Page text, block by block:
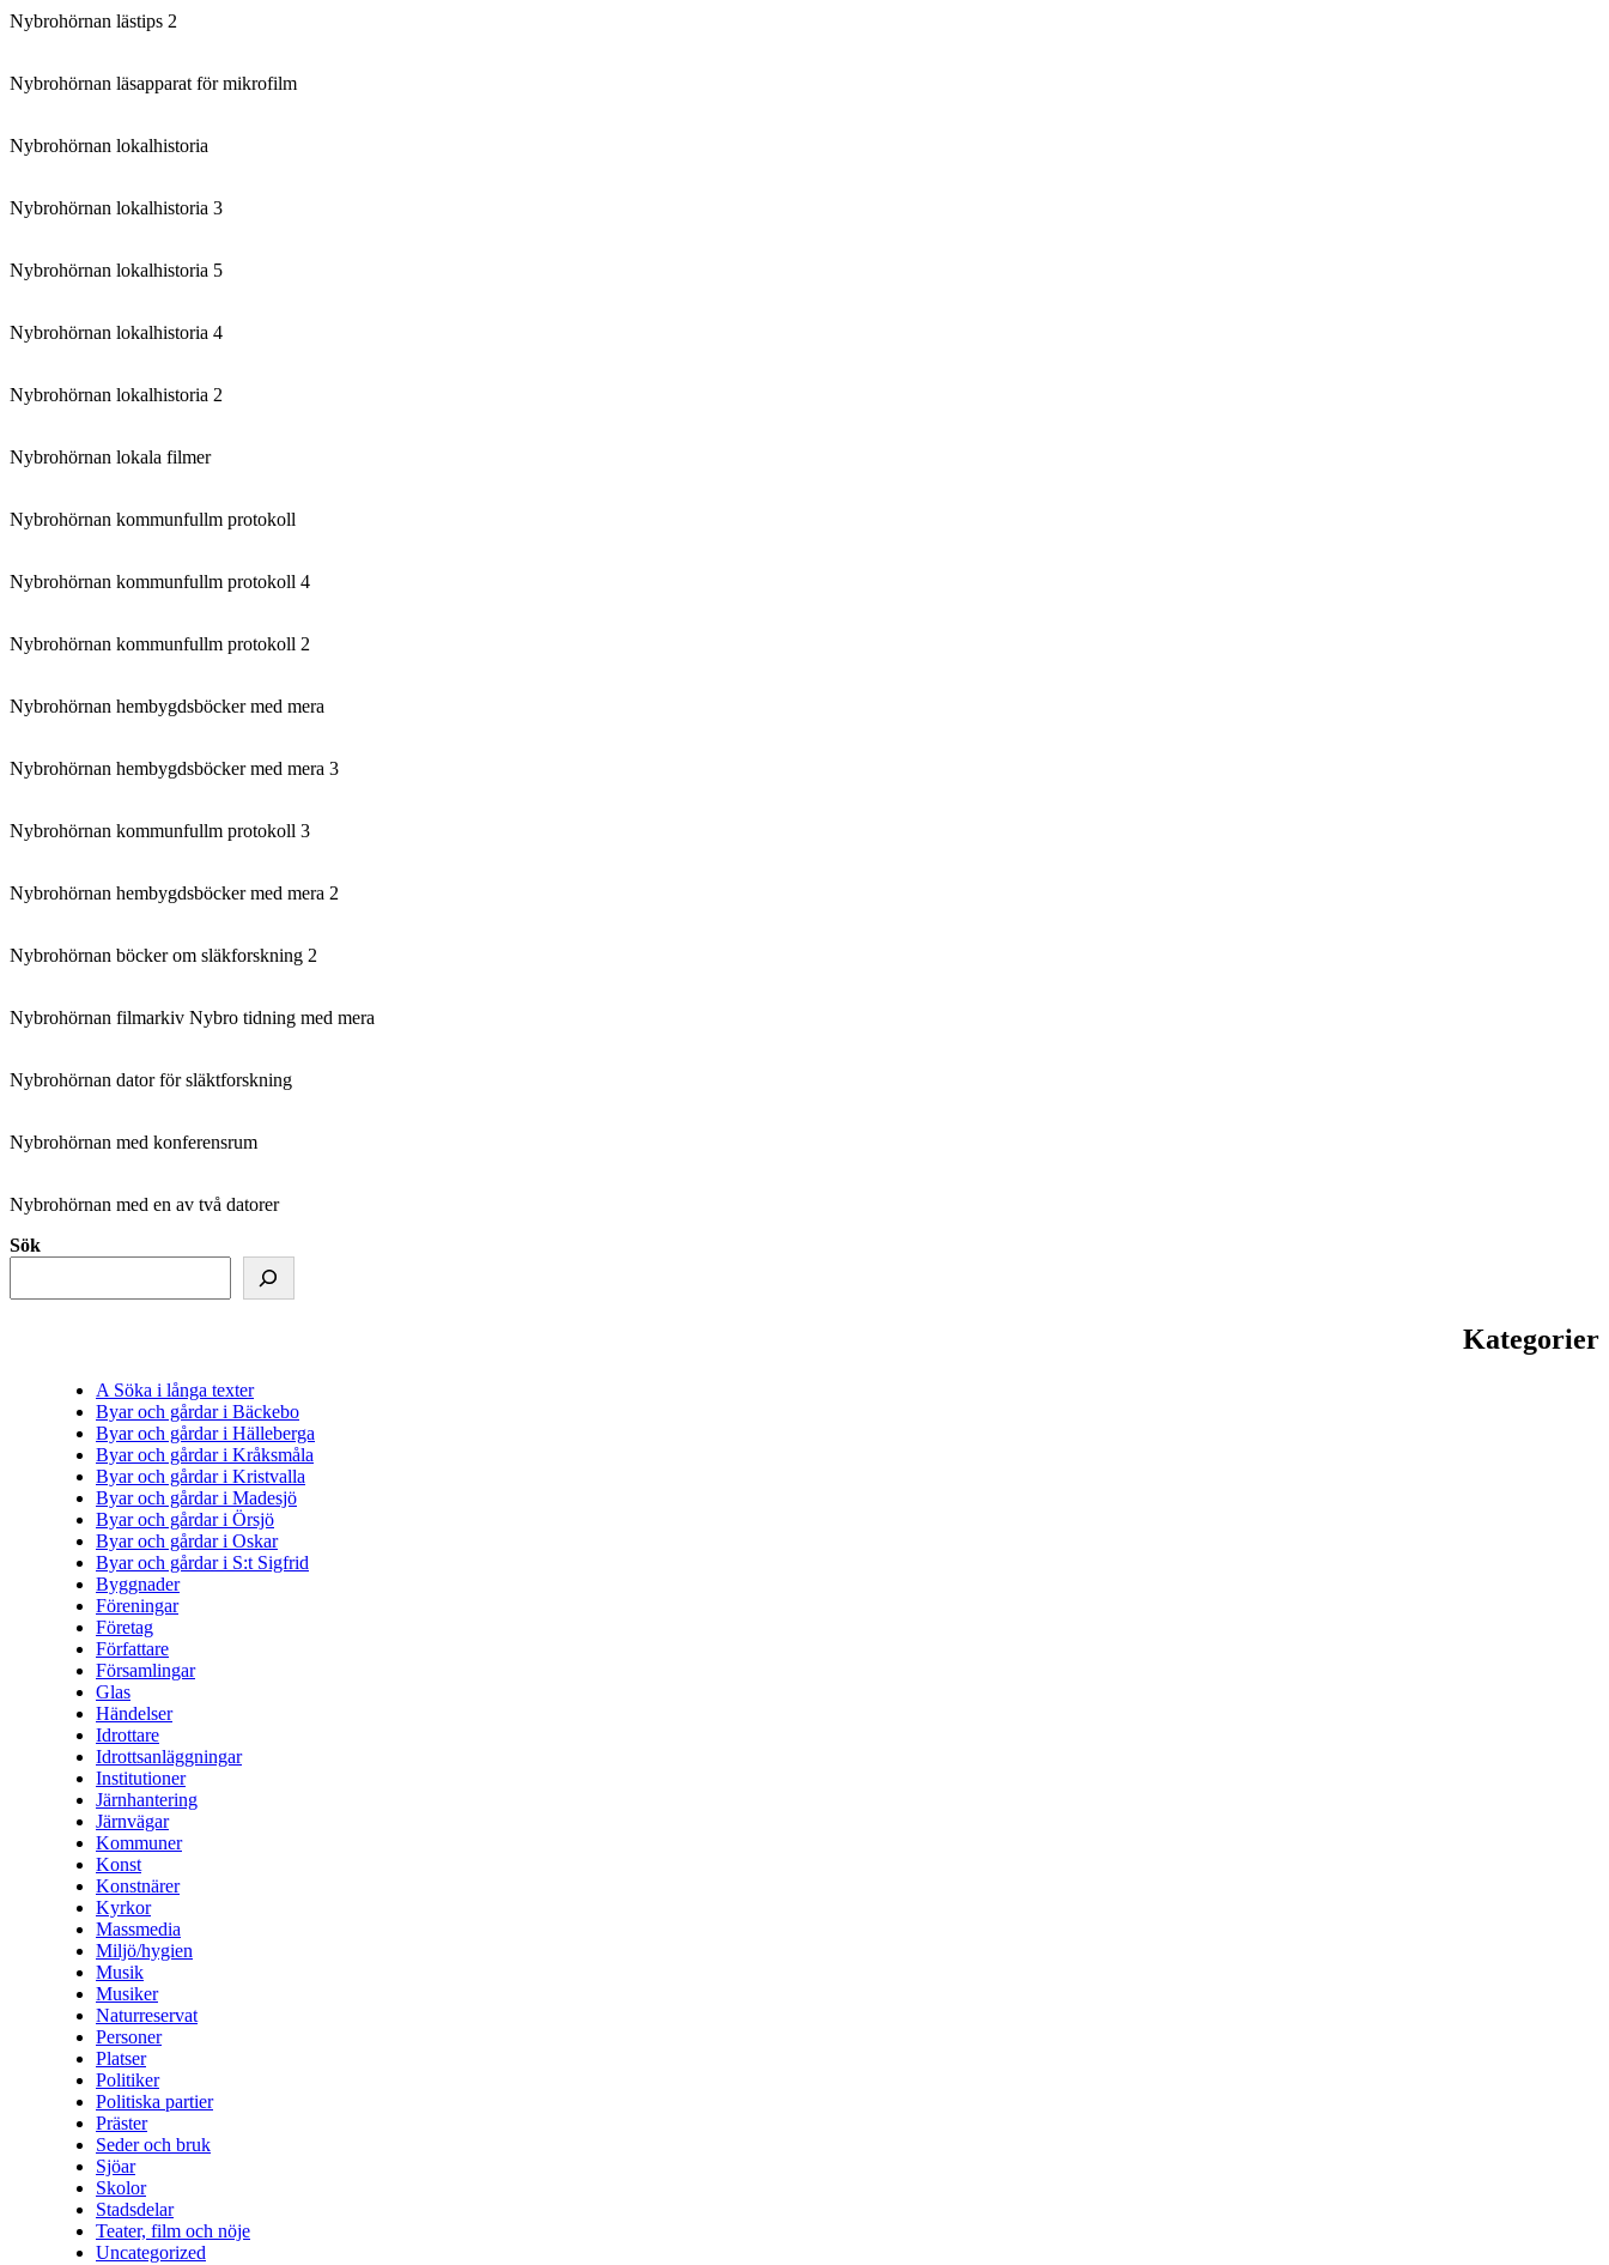
Nybrohörnan lästips 2
Nybrohörnan läsapparat för mikrofilm
Nybrohörnan lokalhistoria
Nybrohörnan lokalhistoria 3
Nybrohörnan lokalhistoria 5
Nybrohörnan lokalhistoria 4
Nybrohörnan lokalhistoria 2
Nybrohörnan lokala filmer
Nybrohörnan kommunfullm protokoll
Nybrohörnan kommunfullm protokoll 4
Nybrohörnan kommunfullm protokoll 2
Nybrohörnan hembygdsböcker med mera
Nybrohörnan hembygdsböcker med mera 3
Nybrohörnan kommunfullm protokoll 3
Nybrohörnan hembygdsböcker med mera 2
Nybrohörnan böcker om släkforskning 2
Nybrohörnan filmarkiv Nybro tidning med mera
Nybrohörnan dator för släktforskning
Nybrohörnan med konferensrum
Nybrohörnan med en av två datorer
Sök
Kategorier
A Söka i långa texter
Byar och gårdar i Bäckebo
Byar och gårdar i Hälleberga
Byar och gårdar i Kråksmåla
Byar och gårdar i Kristvalla
Byar och gårdar i Madesjö
Byar och gårdar i Örsjö
Byar och gårdar i Oskar
Byar och gårdar i S:t Sigfrid
Byggnader
Föreningar
Företag
Författare
Församlingar
Glas
Händelser
Idrottare
Idrottsanläggningar
Institutioner
Järnhantering
Järnvägar
Kommuner
Konst
Konstnärer
Kyrkor
Massmedia
Miljö/hygien
Musik
Musiker
Naturreservat
Personer
Platser
Politiker
Politiska partier
Präster
Seder och bruk
Sjöar
Skolor
Stadsdelar
Teater, film och nöje
Uncategorized